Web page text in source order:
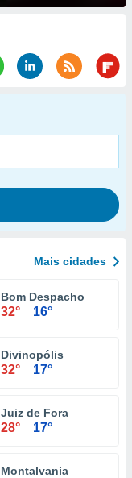
Mais cidades
Bom Despacho
32° 16°
Divinopólis
32° 17°
Juiz de Fora
28° 17°
Montalvania